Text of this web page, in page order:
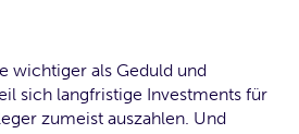
wichtiger als Geduld und
sich langfristige Investments für
zumeist auszahlen. Und